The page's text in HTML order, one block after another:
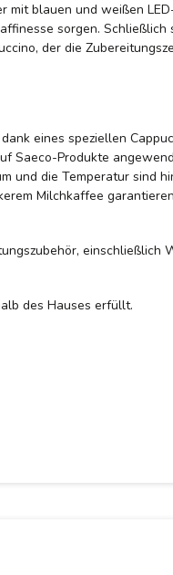
blauen und weißen
sorgen.
der die
eines speziellen
Saeco-Produkte
und die Temperatur sind
Milchkaffee
einschließlich
des Hauses erfüllt.